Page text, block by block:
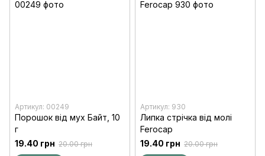
Артикул: 00249
Порошок від мух Байт, 10
г
19.40 грн 20.00 грн
Артикул: 930
Липка стрічка від молі
Ferocap
19.40 грн 20.00 грн